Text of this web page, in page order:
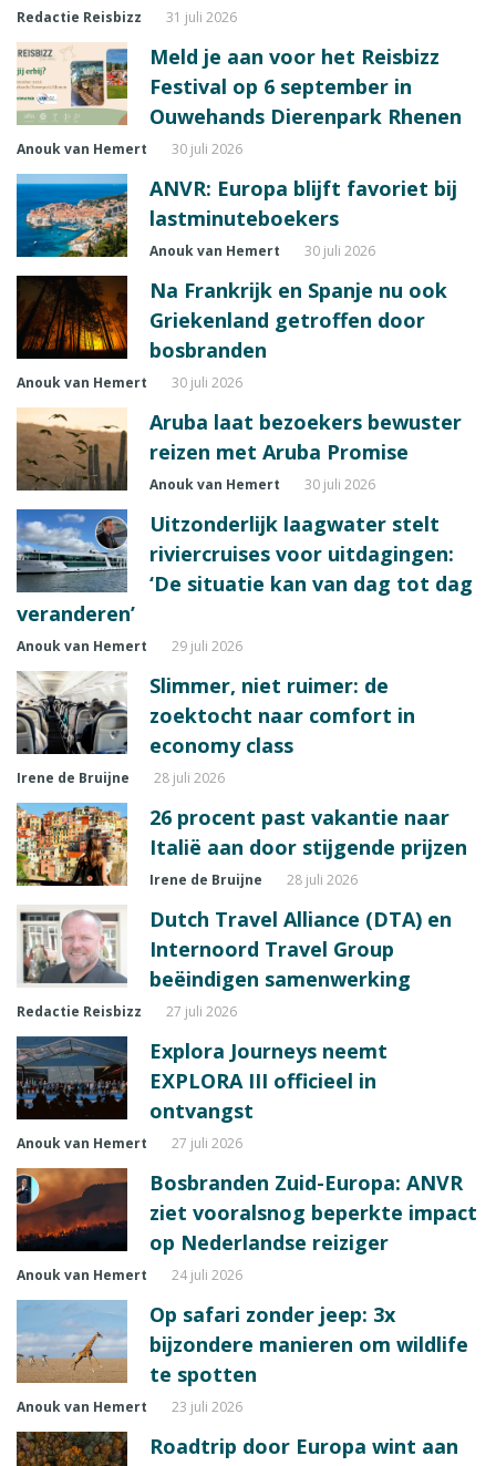
Redactie Reisbizz 31 juli 2026
Meld je aan voor het Reisbizz
Festival op 6 september in
Ouwehands Dierenpark Rhenen
Anouk van Hemert 30 juli 2026
ANVR: Europa blijft favoriet bij
lastminuteboekers
Anouk van Hemert 30 juli 2026
Na Frankrijk en Spanje nu ook
Griekenland getroffen door
bosbranden
Anouk van Hemert 30 juli 2026
Aruba laat bezoekers bewuster
reizen met Aruba Promise
Anouk van Hemert 30 juli 2026
Uitzonderlijk laagwater stelt
riviercruises voor uitdagingen:
‘De situatie kan van dag tot dag
veranderen’
Anouk van Hemert 29 juli 2026
Slimmer, niet ruimer: de
zoektocht naar comfort in
economy class
Irene de Bruijne 28 juli 2026
26 procent past vakantie naar
Italië aan door stijgende prijzen
Irene de Bruijne 28 juli 2026
Dutch Travel Alliance (DTA) en
Internoord Travel Group
beëindigen samenwerking
Redactie Reisbizz 27 juli 2026
Explora Journeys neemt
EXPLORA III officieel in
ontvangst
Anouk van Hemert 27 juli 2026
Bosbranden Zuid-Europa: ANVR
ziet vooralsnog beperkte impact
op Nederlandse reiziger
Anouk van Hemert 24 juli 2026
Op safari zonder jeep: 3x
bijzondere manieren om wildlife
te spotten
Anouk van Hemert 23 juli 2026
Roadtrip door Europa wint aan